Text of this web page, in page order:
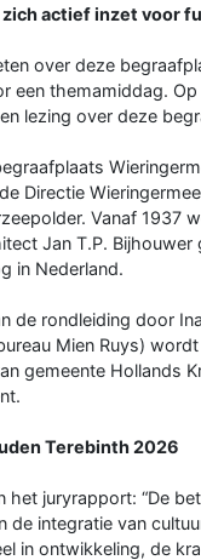
actief inzet voor
over deze
een themamiddag.
lezing over deze
Directie
Vanaf 1937
Jan T.P.
in Nederland.
de rondleiding door
Mien Ruys)
gemeente Hollands
Terebinth 2026
het juryrapport: “De
de integratie van
in ontwikkeling, de